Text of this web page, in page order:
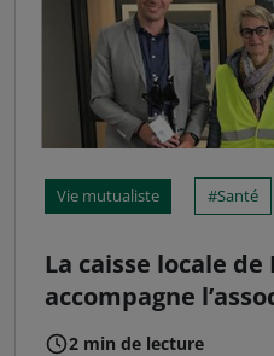
Vie mutualiste Santé
La caisse locale
accompagne
2 min de lecture